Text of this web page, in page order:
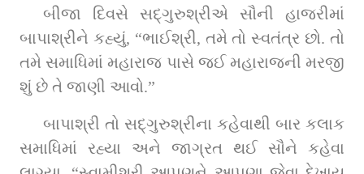
બીજા દિવસે સદ્‌ગુરુશ્રીએ સૌની હાજરીમાં
બાપાશ્રીને કહ્યું, “ભાઈશ્રી, તમે તો સ્વતંત્ર છો. તો
તમે સમાધિમાં મહારાજ પાસે જઈ મહારાજની મરજી
શું છે તે જાણી આવો.”
બાપાશ્રી તો સદ્‌ગુરુશ્રીના કહેવાથી બાર કલાક
સમાધિમાં રહ્યા અને જાગ્રત થઈ સૌને કહેવા